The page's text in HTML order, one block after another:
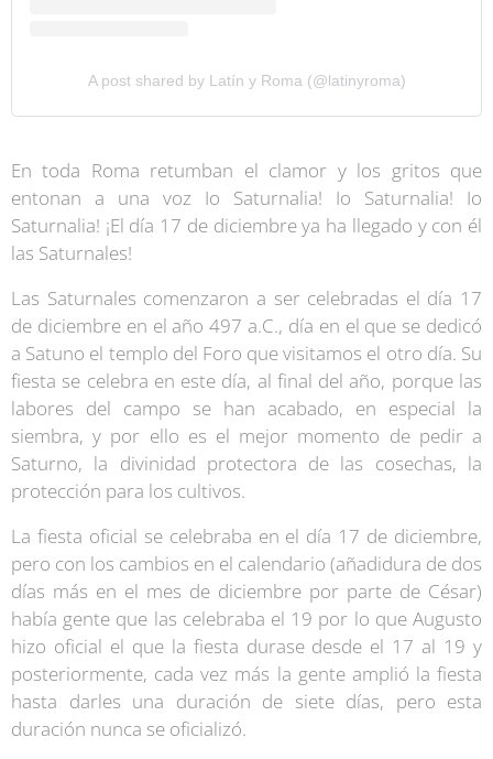
A post shared by Latín y Roma (@latinyroma)
En toda Roma retumban el clamor y los gritos que
entonan a una voz Io Saturnalia! Io Saturnalia! Io
Saturnalia! ¡El día 17 de diciembre ya ha llegado y con él
las Saturnales!
Las Saturnales comenzaron a ser celebradas el día 17
de diciembre en el año 497 a.C., día en el que se dedicó
a Satuno el templo del Foro que visitamos el otro día. Su
fiesta se celebra en este día, al final del año, porque las
labores del campo se han acabado, en especial la
siembra, y por ello es el mejor momento de pedir a
Saturno, la divinidad protectora de las cosechas, la
protección para los cultivos.
La fiesta oficial se celebraba en el día 17 de diciembre,
pero con los cambios en el calendario (añadidura de dos
días más en el mes de diciembre por parte de César)
había gente que las celebraba el 19 por lo que Augusto
hizo oficial el que la fiesta durase desde el 17 al 19 y
posteriormente, cada vez más la gente amplió la fiesta
hasta darles una duración de siete días, pero esta
duración nunca se oficializó.